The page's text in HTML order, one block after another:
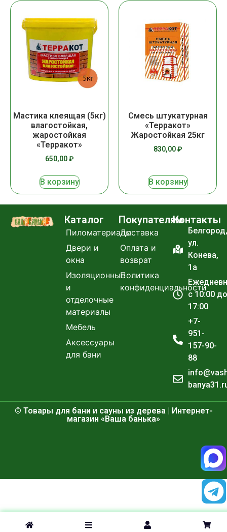
Мастика клеящая (5кг)
влагостойкая,
жаростойкая
«Терракот»
650,00₽
В корзину
Смесь штукатурная
«Терракот»
Жаростойкая 25кг
830,00₽
В корзину
Каталог
Пиломатериалы
Двери и
окна
Изоляционные
и
отделочные
материалы
Мебель
Аксессуары
для бани
Покупателям
Доставка
Оплата и
возврат
Политика
конфиденциальности
Контакты
Белгород,
ул.
Конева,
1а
с 10:00 до
17:00
+7-
951-
157-90-
88
© Товары для бани и сауны из дерева | Интернет-
магазин «Ваша банька»